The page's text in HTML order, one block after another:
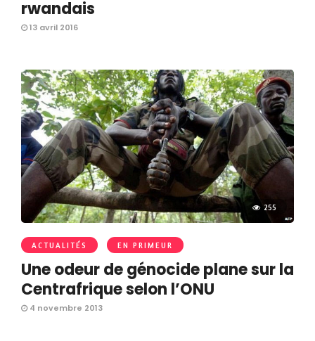
rwandais
13 avril 2016
255
ACTUALITÉS EN PRIMEUR
Une odeur de génocide plane sur la
Centrafrique selon l’ONU
4 novembre 2013